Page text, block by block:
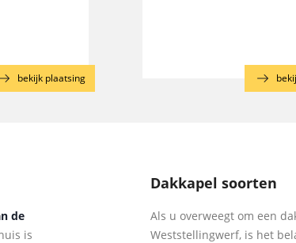
bekijk plaatsing
de
is
Dakkapel soorten
Als u overweegt om een
Weststellingwerf, is het